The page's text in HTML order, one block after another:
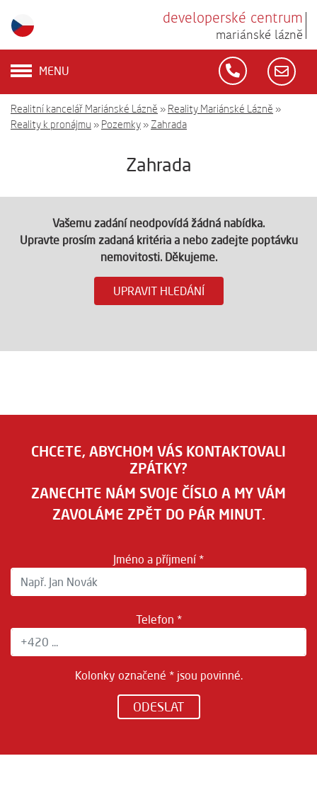
developerské centrum
mariánské lázně
MENU
Realitní kancelář Mariánské Lázně » Reality Mariánské Lázně »
Reality k pronájmu » Pozemky » Zahrada
Zahrada
Vašemu zadání neodpovídá žádná nabídka.
Upravte prosím zadaná kritéria a nebo zadejte poptávku
nemovitosti. Děkujeme.
UPRAVIT HLEDÁNÍ
CHCETE, ABYCHOM VÁS KONTAKTOVALI
ZPÁTKY?
ZANECHTE NÁM SVOJE ČÍSLO A MY VÁM
ZAVOLÁME ZPĚT DO PÁR MINUT.
Jméno a příjmení *
Telefon *
Kolonky označené * jsou povinné.
ODESLAT